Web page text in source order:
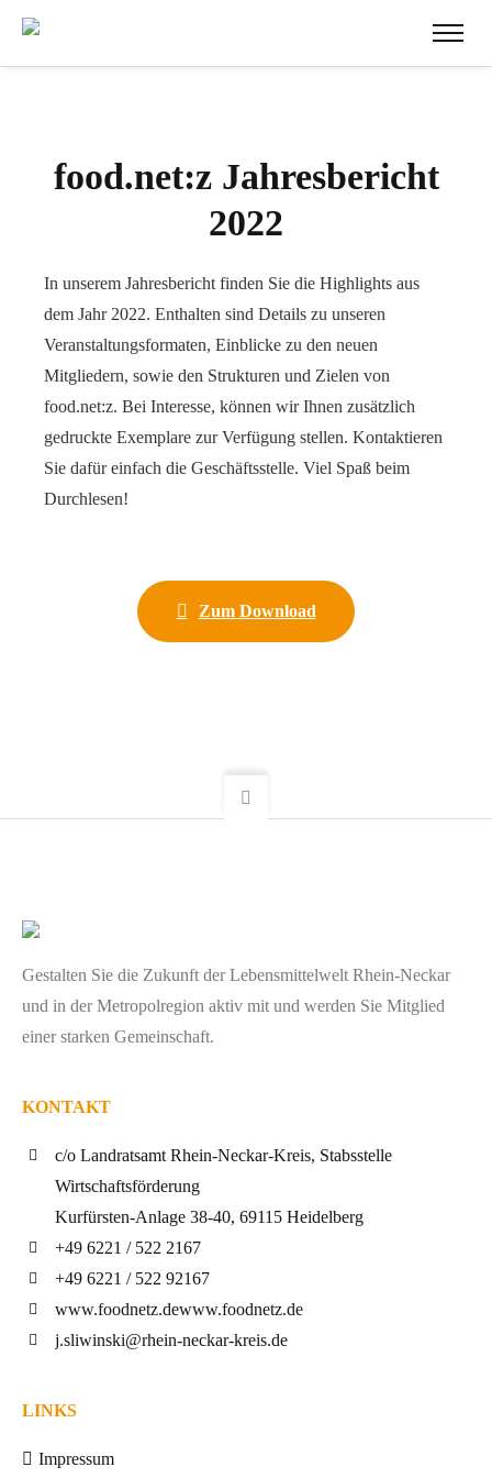
food.net:z Jahresbericht
2022
In unserem Jahresbericht finden Sie die Highlights aus
dem Jahr 2022. Enthalten sind Details zu unseren
Veranstaltungsformaten, Einblicke zu den neuen
Mitgliedern, sowie den Strukturen und Zielen von
food.net:z. Bei Interesse, können wir Ihnen zusätzlich
gedruckte Exemplare zur Verfügung stellen. Kontaktieren
Sie dafür einfach die Geschäftsstelle. Viel Spaß beim
Durchlesen!
Zum Download
Gestalten Sie die Zukunft der Lebensmittelwelt Rhein-Neckar
und in der Metropolregion aktiv mit und werden Sie Mitglied
einer starken Gemeinschaft.
KONTAKT
c/o Landratsamt Rhein-Neckar-Kreis, Stabsstelle
Wirtschaftsförderung
Kurfürsten-Anlage 38-40, 69115 Heidelberg
+49 6221 / 522 2167
+49 6221 / 522 92167
www.foodnetz.dewww.foodnetz.de
j.sliwinski@rhein-neckar-kreis.de
LINKS
Impressum